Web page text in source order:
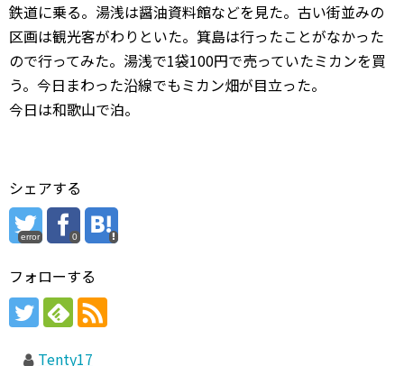
鉄道に乗る。湯浅は醤油資料館などを見た。古い街並みの
区画は観光客がわりといた。箕島は行ったことがなかった
ので行ってみた。湯浅で1袋100円で売っていたミカンを買
う。今日まわった沿線でもミカン畑が目立った。
今日は和歌山で泊。
シェアする
error 0
フォローする
Tenty17